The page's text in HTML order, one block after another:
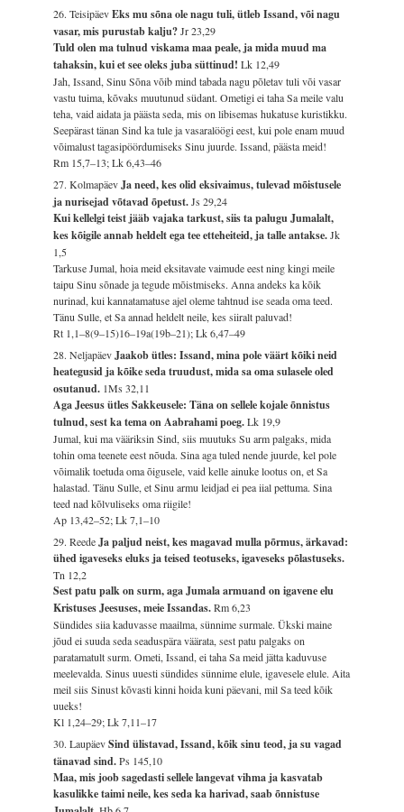
26. TeisipäevEks mu sõna ole nagu tuli, ütleb Issand, või nagu
vasar, mis purustab kalju?Jr 23,29
Tuld olen ma tulnud viskama maa peale, ja mida muud ma
tahaksin, kui et see oleks juba süttinud!Lk 12,49
Jah, Issand, Sinu Sõna võib mind tabada nagu põletav tuli või vasar
vastu tuima, kõvaks muutunud südant. Ometigi ei taha Sa meile valu
teha, vaid aidata ja päästa seda, mis on libisemas hukatuse kuristikku.
Seepärast tänan Sind ka tule ja vasaralöögi eest, kui pole enam muud
võimalust tagasipöördumiseks Sinu juurde. Issand, päästa meid!
Rm 15,7–13; Lk 6,43–46
27. KolmapäevJa need, kes olid eksivaimus, tulevad mõistusele
ja nurisejad võtavad õpetust.Js 29,24
Kui kellelgi teist jääb vajaka tarkust, siis ta palugu Jumalalt,
kes kõigile annab heldelt ega tee etteheiteid, ja talle antakse.Jk
1,5
Tarkuse Jumal, hoia meid eksitavate vaimude eest ning kingi meile
taipu Sinu sõnade ja tegude mõistmiseks. Anna andeks ka kõik
nurinad, kui kannatamatuse ajel oleme tahtnud ise seada oma teed.
Tänu Sulle, et Sa annad heldelt neile, kes siiralt paluvad!
Rt 1,1–8(9–15)16–19a(19b–21); Lk 6,47–49
28. NeljapäevJaakob ütles: Issand, mina pole väärt kõiki neid
heategusid ja kõike seda truudust, mida sa oma sulasele oled
osutanud. 1Ms 32,11
Aga Jeesus ütles Sakkeusele: Täna on sellele kojale õnnistus
tulnud, sest ka tema on Aabrahami poeg.Lk 19,9
Jumal, kui ma vääriksin Sind, siis muutuks Su arm palgaks, mida
tohin oma teenete eest nõuda. Sina aga tuled nende juurde, kel pole
võimalik toetuda oma õigusele, vaid kelle ainuke lootus on, et Sa
halastad. Tänu Sulle, et Sinu armu leidjad ei pea iial pettuma. Sina
teed nad kõlvuliseks oma riigile!
Ap 13,42–52; Lk 7,1–10
29. ReedeJa paljud neist, kes magavad mulla põrmus, ärkavad:
ühed igaveseks eluks ja teised teotuseks, igaveseks põlastuseks.
Tn 12,2
Sest patu palk on surm, aga Jumala armuand on igavene elu
Kristuses Jeesuses, meie Issandas.Rm 6,23
Sündides siia kaduvasse maailma, sünnime surmale. Ükski maine
jõud ei suuda seda seaduspära väärata, sest patu palgaks on
paratamatult surm. Ometi, Issand, ei taha Sa meid jätta kaduvuse
meelevalda. Sinus uuesti sündides sünnime elule, igavesele elule. Aita
meil siis Sinust kõvasti kinni hoida kuni päevani, mil Sa teed kõik
uueks!
Kl 1,24–29; Lk 7,11–17
30. LaupäevSind ülistavad, Issand, kõik sinu teod, ja su vagad
tänavad sind.Ps 145,10
Maa, mis joob sagedasti sellele langevat vihma ja kasvatab
kasulikke taimi neile, kes seda ka harivad, saab õnnistuse